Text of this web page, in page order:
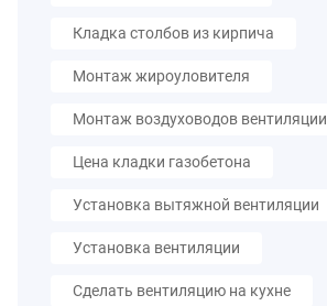
Кладка столбов из кирпича
Монтаж жироуловителя
Монтаж воздуховодов вентиляции
Цена кладки газобетона
Установка вытяжной вентиляции
Установка вентиляции
Сделать вентиляцию на кухне